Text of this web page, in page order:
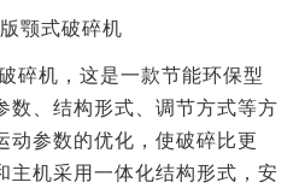
颚式破碎机
碎机，这是一款节能环保型
数、结构形式、调节方式等方
动参数的优化，使破碎比更
主机采用一体化结构形式，安